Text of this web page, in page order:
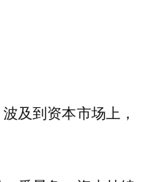
及到资本市场上，